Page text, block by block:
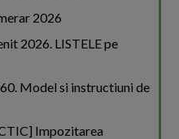
2026
2026. LISTELE pe
Model si instructiuni de
Impozitarea